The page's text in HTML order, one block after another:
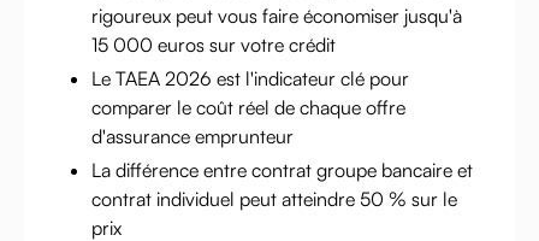
rigoureux peut vous faire économiser jusqu'à
15 000 euros sur votre crédit
Le TAEA 2026 est l'indicateur clé pour
comparer le coût réel de chaque offre
d'assurance emprunteur
La différence entre contrat groupe bancaire et
contrat individuel peut atteindre 50 % sur le
prix